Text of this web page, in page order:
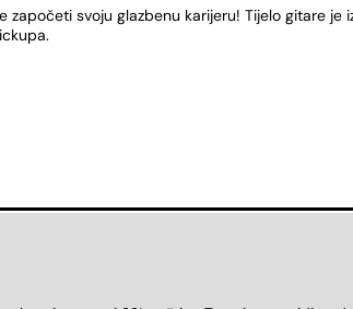
započeti svoju glazbenu karijeru! Tijelo gitare